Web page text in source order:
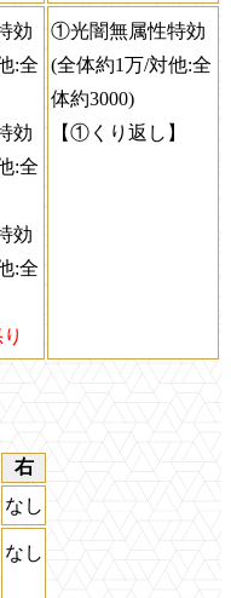
効
:全
効
:全
効
:全
①光闇無属性特効
(全体約1万/対他:全
体約3000)
【①くり返し】
右
なし
なし